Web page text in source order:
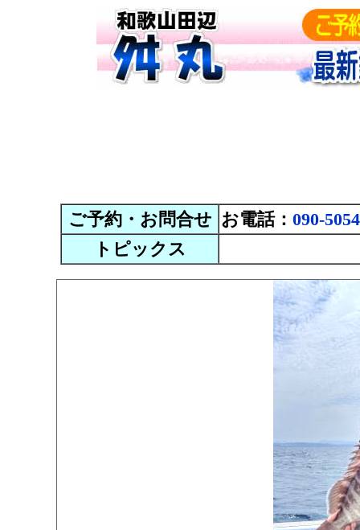
ご予約・お問合せ お電話： 090-
トピックス